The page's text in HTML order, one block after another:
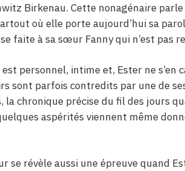
Birkenau. Cette nonagénaire
où elle porte aujourd’hui sa
faite à sa sœur Fanny qui n’est pas
personnel, intime et, Ester ne s’en
sont parfois contredits par une de
la chronique précise du fil des jours
aspérités viennent même
se révèle aussi une épreuve quand